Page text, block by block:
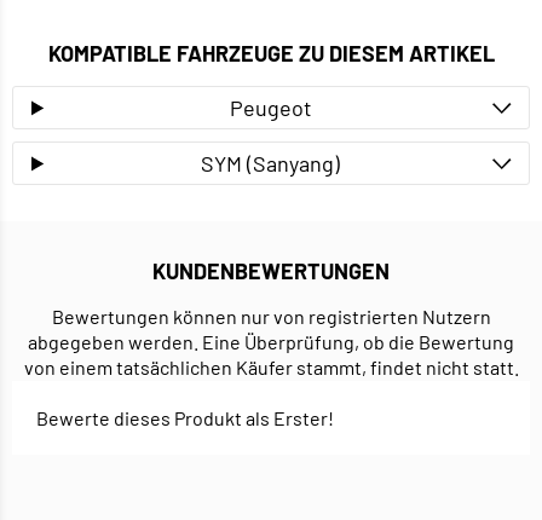
KOMPATIBLE FAHRZEUGE ZU DIESEM ARTIKEL
Peugeot
SYM (Sanyang)
KUNDENBEWERTUNGEN
Bewertungen können nur von registrierten Nutzern
abgegeben werden. Eine Überprüfung, ob die Bewertung
von einem tatsächlichen Käufer stammt, findet nicht statt.
Bewerte dieses Produkt als Erster!